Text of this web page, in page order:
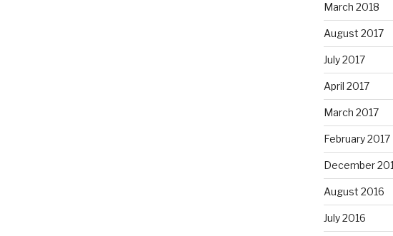
March 2018
August 2017
July 2017
April 2017
March 2017
February 2017
December
August 2016
July 2016